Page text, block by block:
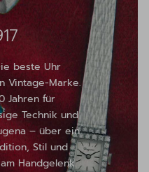
beste Uhr
Vintage-Marke.
Jahren für
Technik und
– über ein
Stil und
Handgelenk.